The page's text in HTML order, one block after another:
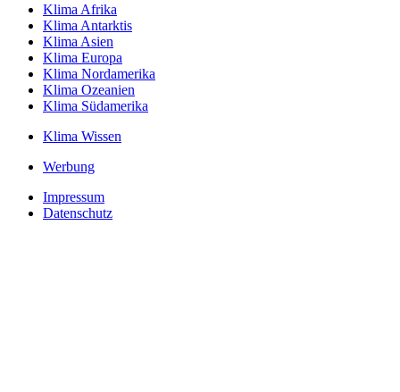
Klima Afrika
Klima Antarktis
Klima Asien
Klima Europa
Klima Nordamerika
Klima Ozeanien
Klima Südamerika
Klima Wissen
Werbung
Impressum
Datenschutz